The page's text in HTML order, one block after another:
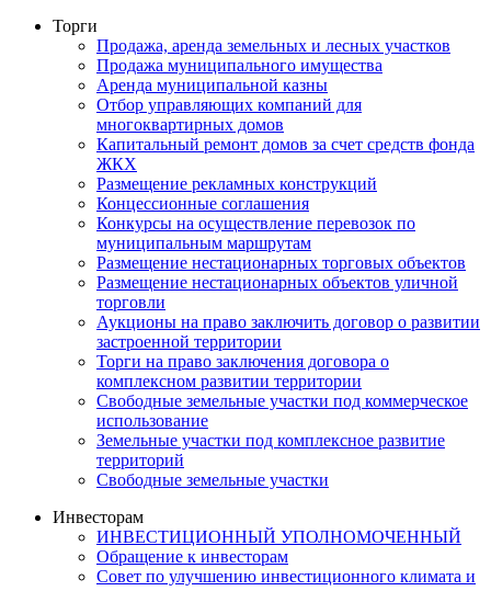
Торги
Продажа, аренда земельных и лесных участков
Продажа муниципального имущества
Аренда муниципальной казны
Отбор управляющих компаний для
многоквартирных домов
Капитальный ремонт домов за счет средств фонда
ЖКХ
Размещение рекламных конструкций
Концессионные соглашения
Конкурсы на осуществление перевозок по
муниципальным маршрутам
Размещение нестационарных торговых объектов
Размещение нестационарных объектов уличной
торговли
Аукционы на право заключить договор о развитии
застроенной территории
Торги на право заключения договора о
комплексном развитии территории
Свободные земельные участки под коммерческое
использование
Земельные участки под комплексное развитие
территорий
Свободные земельные участки
Инвесторам
ИНВЕСТИЦИОННЫЙ УПОЛНОМОЧЕННЫЙ
Обращение к инвесторам
Совет по улучшению инвестиционного климата и